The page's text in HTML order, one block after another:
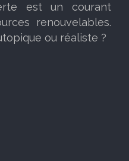
est un courant
renouvelables.
ou réaliste ?